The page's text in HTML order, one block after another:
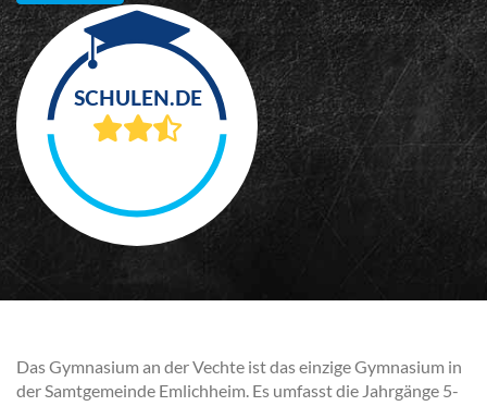
Das Gymnasium an der Vechte ist das einzige Gymnasium in
der Samtgemeinde Emlichheim. Es umfasst die Jahrgänge 5-